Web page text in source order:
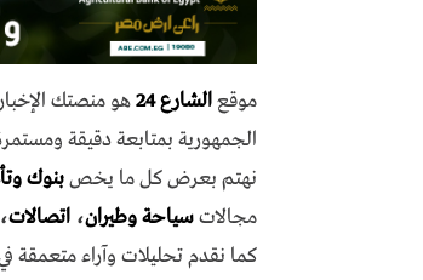
موقعالشارع 24 هو منصتك
الجمهورية بمتابعة دقيقة
نهتم بعرض كل ما يخصبنوك
مجالاتسياحة وطيران، اتصالات،
كما نقدم تحليلات وآراء متعمقة